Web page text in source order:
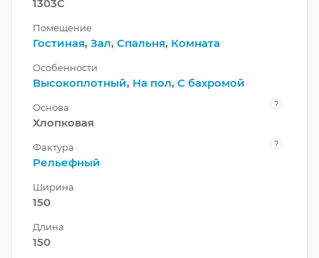
1303C
Помещение
Гостиная, Зал, Спальня, Комната
Особенности
Высокоплотный, На пол, С бахромой
Основа ?
Хлопковая
Фактура ?
Рельефный
Ширина
150
Длина
150